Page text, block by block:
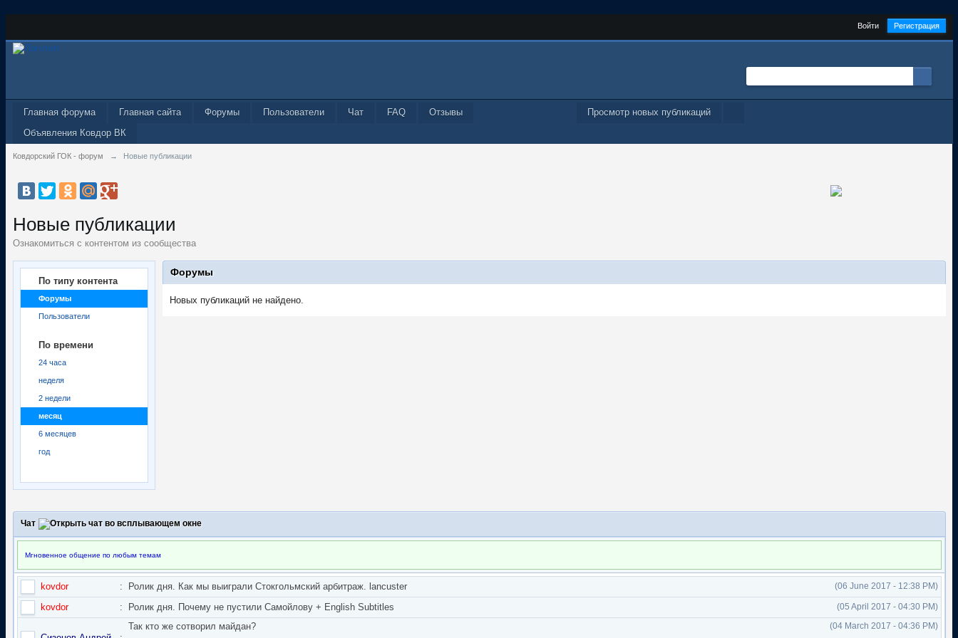
Войти Регистрация
Просмотр новых публикаций
Главная форума Главная сайта Форумы Пользователи Чат FAQ
Отзывы
Объявления Ковдор ВК
Ковдорский ГОК - форум → Новые публикации
Новые публикации
Ознакомиться с контентом из сообщества
По типу контента
Форумы
Пользователи
По времени
24 часа
неделя
2 недели
месяц
6 месяцев
год
Форумы
Новых публикаций не найдено.
Чат
Мгновенное общение по любым темам
kovdor : (06 June 2017 - 12:38 PM)
Ролик дня. Как мы выиграли Стокгольмский арбитраж. lancuster
kovdor
: (05 April 2017 - 04:30 PM)
Ролик дня. Почему не пустили Самойлову + English Subtitles
(04 March 2017 - 04:36 PM)
Так кто же сотворил майдан?